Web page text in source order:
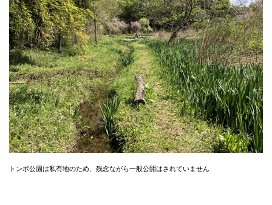
トンボ公園は私有地のため、残念ながら一般公開はされていません